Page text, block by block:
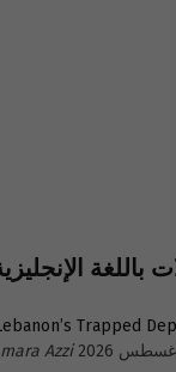
باللغة
Trapped
Azzi